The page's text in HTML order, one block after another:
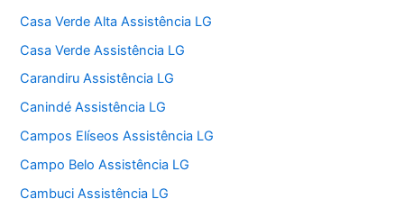
Casa Verde Alta Assistência LG
Casa Verde Assistência LG
Carandiru Assistência LG
Canindé Assistência LG
Campos Elíseos Assistência LG
Campo Belo Assistência LG
Cambuci Assistência LG